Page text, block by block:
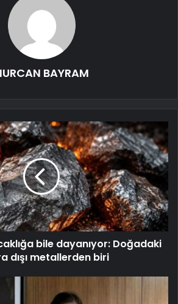
BAYRAM
bile dayanıyor: Doğadaki
dışı metallerden biri